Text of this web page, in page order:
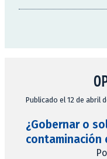
Publicado el 12 de abril
¿Gobernar o
contaminación